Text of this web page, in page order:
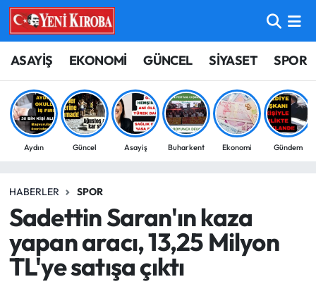
ASAYİŞ EKONOMİ GÜNCEL SİYASET SPOR
Aydın Güncel Asayiş Buharkent Ekonomi Gündem
HABERLER SPOR
Sadettin Saran'ın kaza
yapan aracı, 13,25 Milyon
TL'ye satışa çıktı
ASAYİŞ
BİLİM-TEKNOLOJİ
ÇEVRE
EĞİTİM
GÜNCEL
Aydın Nöbetçi Eczaneler
Aydın Hava Durumu
Aydin Namaz Vakitleri
Süper Lig Puan Durumu ve Fikstür
Son Dakika Haberleri